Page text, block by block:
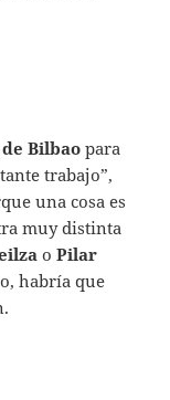
Bilbao para
trabajo”,
una cosa es
muy distinta
oPilar
habría que